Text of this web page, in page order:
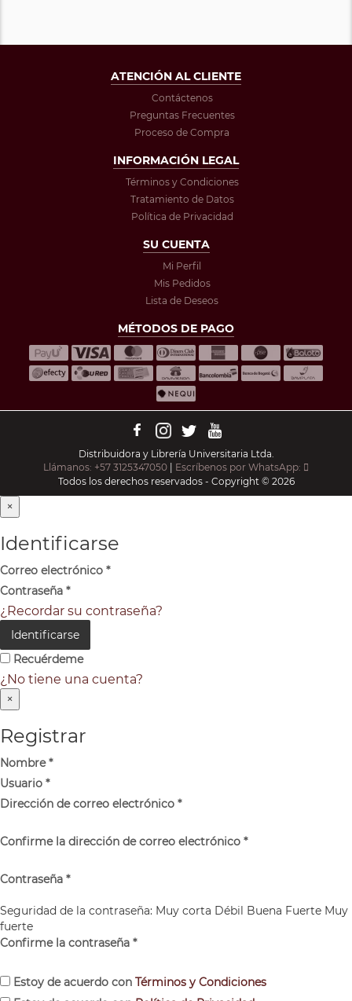
ATENCIÓN AL CLIENTE
Contáctenos
Preguntas Frecuentes
Proceso de Compra
INFORMACIÓN LEGAL
Términos y Condiciones
Tratamiento de Datos
Política de Privacidad
SU CUENTA
Mi Perfil
Mis Pedidos
Lista de Deseos
MÉTODOS DE PAGO
Distribuidora y Librería Universitaria Ltda.
Llámanos: +57 3125347050 | Escríbenos por WhatsApp:
Todos los derechos reservados - Copyright © 2026
×
Identificarse
Correo electrónico *
Contraseña *
¿Recordar su contraseña?
Identificarse
Recuérdeme
¿No tiene una cuenta?
×
Registrar
Nombre*
Usuario *
Dirección de correo electrónico *
Confirme la dirección de correo electrónico *
Contraseña *
Seguridad de la contraseña: Muy corta Débil Buena Fuerte Muy
fuerte
Confirme la contraseña *
Estoy de acuerdo con Términos y Condiciones